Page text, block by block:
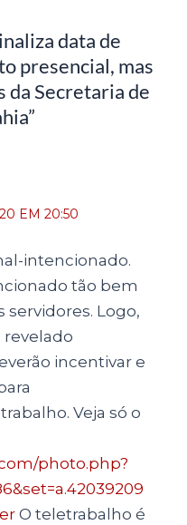
data de
presencial, mas
da Secretaria de
EM 20:50
intencionado.
tão bem
servidores. Logo,
revelado
incentivar e
Veja só o
photo.php?
O teletrabalho é